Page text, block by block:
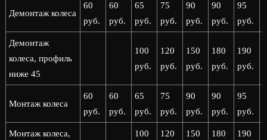
Демонтаж колеса
60
руб.
60
руб.
65
руб.
75
руб.
90
руб.
90
руб.
95
руб.
Демонтаж
колеса, профиль
ниже 45
100
руб.
120
руб.
150
руб.
180
руб.
190
руб.
Монтаж колеса
60
руб.
60
руб.
65
руб.
75
руб.
90
руб.
90
руб.
95
руб.
Монтаж колеса,
100
120
150
180
190